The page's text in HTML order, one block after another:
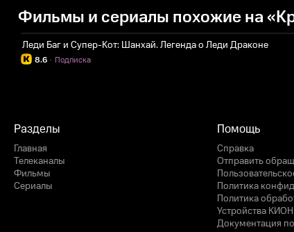
Фильмы и сериалы похожие на
Леди Баг и Супер-Кот: Шанхай. Легенда о Леди Драконе
8.6 Подписка
·
Разделы
Главная
Телеканалы
Фильмы
Сериалы
Помощь
Справка
Отправить
Политика
Политика
Устройства
Документация